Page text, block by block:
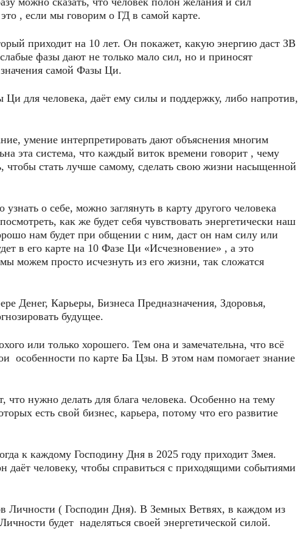
, если мы говорим о ГД в самой карте.
приходит на 10 лет. Он покажет, какую энергию даст ЗВ
фазы дают не только мало сил, но и приносят
самой Фазы Ци.
Ци для человека, даёт ему силы и поддержку, либо напротив,
умение интерпретировать дают объяснения многим
эта система, что каждый виток времени говорит , чему
чтобы стать лучше самому, сделать свою жизни насыщенной
о себе, можно заглянуть в карту другого человека
как же будет себя чувствовать энергетически наш
нам будет при общении с ним, даст он нам силу или
в его карте на 10 Фазе Ци «Исчезновение» , а это
можем просто исчезнуть из его жизни, так сложатся
Денег, Карьеры, Бизнеса Предназначения, Здоровья,
будущее.
или только хорошего. Тем она и замечательна, что всё
особенности по карте Ба Цзы. В этом нам помогает знание
что нужно делать для блага человека. Особенно на тему
есть свой бизнес, карьера, потому что его развитие
к каждому Господину Дня в 2025 году приходит Змея.
даёт человеку, чтобы справиться с приходящими событиями
Личности ( Господин Дня). В Земных Ветвях, в каждом из
будет наделяться своей энергетической силой.